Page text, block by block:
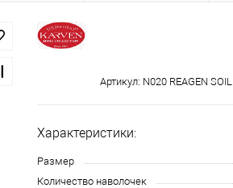
Артикул: N020 REAGEN SOIL
Характеристики:
Размер
Количество наволочек